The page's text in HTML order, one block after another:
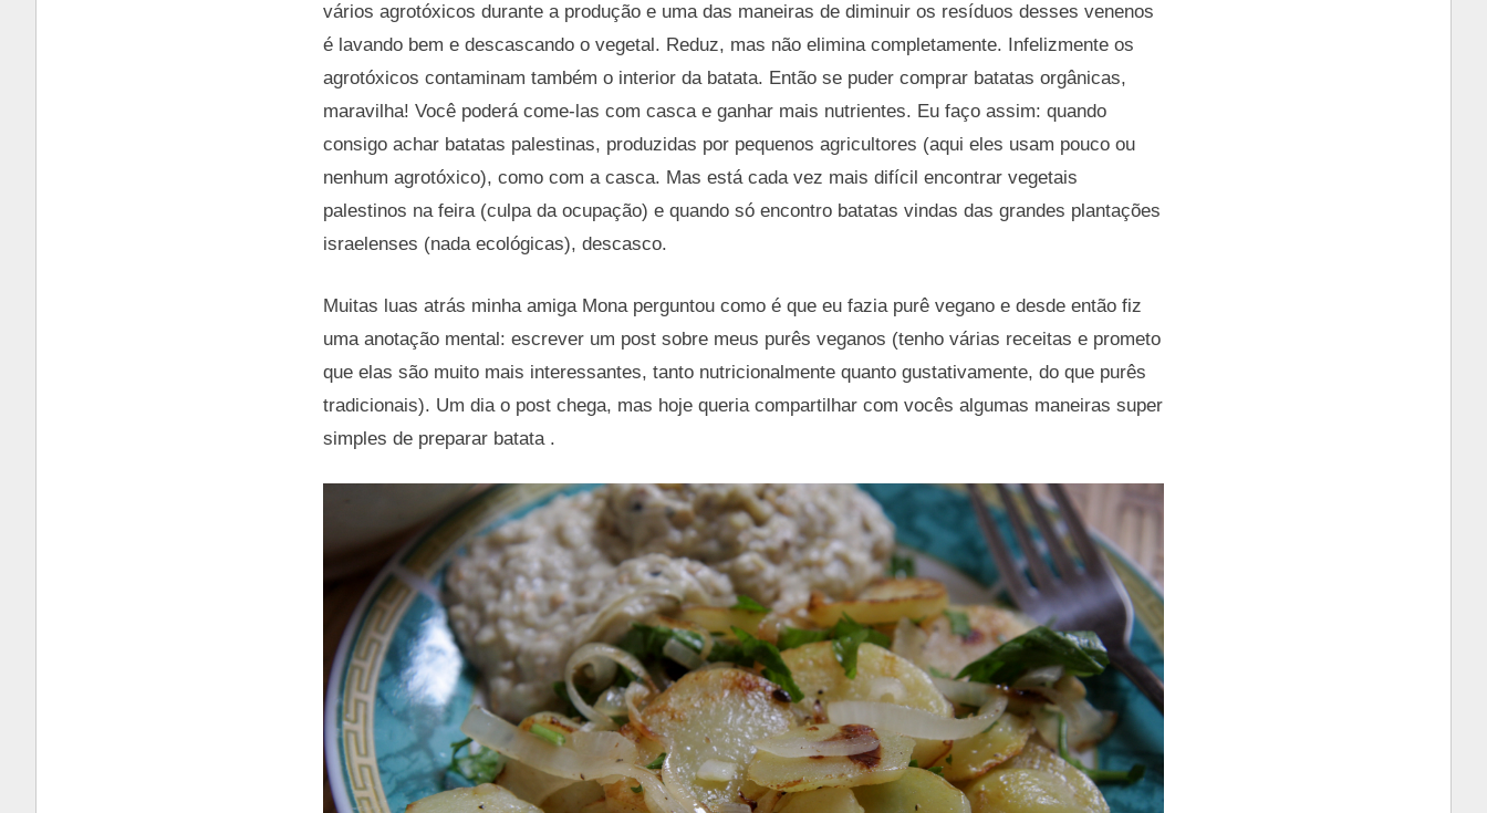
vários agrotóxicos durante a produção e uma das maneiras de diminuir os resíduos desses venenos
é lavando bem e descascando o vegetal. Reduz, mas não elimina completamente. Infelizmente os
agrotóxicos contaminam também o interior da batata. Então se puder comprar batatas orgânicas,
maravilha! Você poderá come-las com casca e ganhar mais nutrientes. Eu faço assim: quando
consigo achar batatas palestinas, produzidas por pequenos agricultores (aqui eles usam pouco ou
nenhum agrotóxico), como com a casca. Mas está cada vez mais difícil encontrar vegetais
palestinos na feira (culpa da ocupação) e quando só encontro batatas vindas das grandes plantações
israelenses (nada ecológicas), descasco.
Muitas luas atrás minha amiga Mona perguntou como é que eu fazia purê vegano e desde então fiz
uma anotação mental: escrever um post sobre meus purês veganos (tenho várias receitas e prometo
que elas são muito mais interessantes, tanto nutricionalmente quanto gustativamente, do que purês
tradicionais). Um dia o post chega, mas hoje queria compartilhar com vocês algumas maneiras super
simples de preparar batata .